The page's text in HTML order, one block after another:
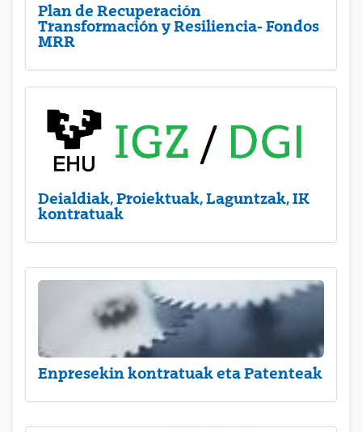
Plan de Recuperación
Transformación y Resiliencia- Fondos
MRR
Deialdiak, Proiektuak, Laguntzak, IK
kontratuak
Enpresekin kontratuak eta Patenteak